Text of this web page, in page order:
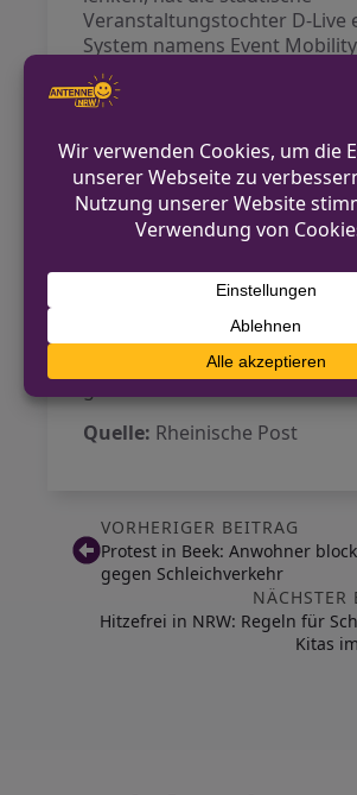
Veranstaltungstochter D-Live
System namens Event Mobility
entwickelt. Dieses soll eine
reibungslosere An- und Abreise
WhatsApp-Kanal, der am
Informationen bereitstellt.
Die Merkur-Spiel-Arena ist mit
öffentlichen Verkehrsmitteln
verbindet den Hauptbahnhof
Arena. Die Fahrzeit beträgt
Minuten und nach den
fahren die Bahnen häufiger als
Quelle: Rheinische Post
VORHERIGER BEITRAG
Protest in Beek: Anwohner
gegen Schleichverkehr
NÄCHSTER
Hitzefrei in NRW: Regeln für
Kitas